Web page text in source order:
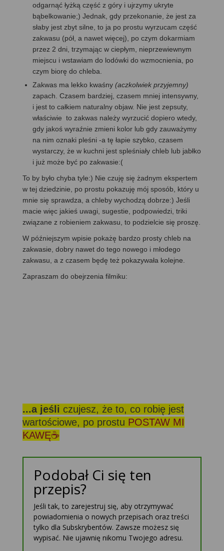
odgarnąć łyżką część z góry i ujrzymy ukryte
bąbelkowanie;) Jednak, gdy przekonanie, że jest za
słaby jest zbyt silne, to ja po prostu wyrzucam część
zakwasu (pół, a nawet więcej), po czym dokarmiam
przez 2 dni, trzymając w ciepłym, nieprzewiewnym
miejscu i wstawiam do lodówki do wzmocnienia, po
czym biorę do chleba.
Zakwas ma lekko kwaśny (aczkolwiek przyjemny)
zapach. Czasem bardziej, czasem mniej intensywny,
i jest to całkiem naturalny objaw. Nie jest zepsuty,
właściwie to zakwas należy wyrzucić dopiero wtedy,
gdy jakoś wyraźnie zmieni kolor lub gdy zauważymy
na nim oznaki pleśni -a tę łapie szybko, czasem
wystarczy, że w kuchni jest spleśniały chleb lub jabłko
i już może być po zakwasie:(
To by było chyba tyle:) Nie czuję się żadnym ekspertem
w tej dziedzinie, po prostu pokazuję mój sposób, który u
mnie się sprawdza, a chleby wychodzą dobrze:) Jeśli
macie więc jakieś uwagi, sugestie, podpowiedzi, triki
związane z robieniem zakwasu, to podzielcie się proszę.
W późniejszym wpisie pokażę bardzo prosty chleb na
zakwasie, dobry nawet do tego nowego i młodego
zakwasu, a z czasem będę też pokazywała kolejne.
Zapraszam do obejrzenia filmiku:
...a jeśli czujesz, że to, co robię jest
wartościowe, po prostu POSTAW MI
KAWĘ☕
Podobał Ci się ten
przepis?
Jeśli tak, to zarejestruj się, aby otrzymywać
powiadomienia o nowych przepisach oraz treści
tylko dla Subskrybentów. Zawsze możesz się
wypisać. Nie ujawnię nikomu Twojego adresu.